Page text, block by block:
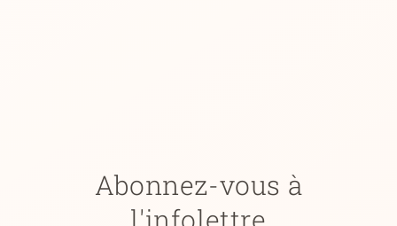
Abonnez-vous à